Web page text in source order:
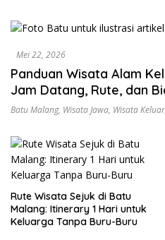
Mei 22, 2026
Panduan Wisata Alam
Jam Datang, Rute, dan
Batu Malang, Wisata Jawa, Wisata
Rute Wisata Sejuk di Batu
Malang: Itinerary 1 Hari untuk
Keluarga Tanpa Buru-Buru